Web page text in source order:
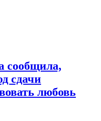
сообщила,
сдачи
любовь